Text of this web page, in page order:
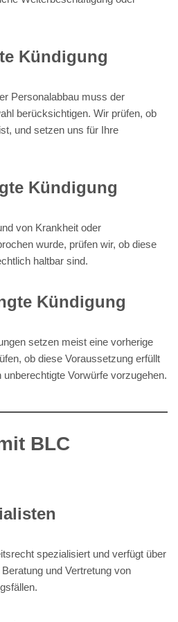
Kündigung
Personalabbau muss der
berücksichtigen. Wir prüfen, ob
und setzen uns für Ihre
Kündigung
von Krankheit oder
wurde, prüfen wir, ob diese
haltbar sind.
Kündigung
setzen meist eine vorherige
ob diese Voraussetzung erfüllt
unberechtigte Vorwürfe vorzugehen.
BLC
spezialisiert und verfügt über
und Vertretung von